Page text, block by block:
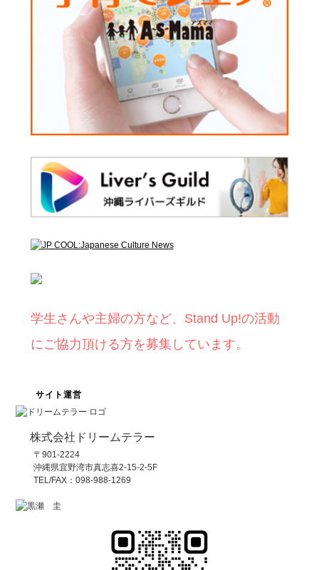
学生さんや主婦の方など、Stand Up!の活動
にご協力頂ける方を募集しています。
サイト運営
株式会社ドリームテラー
〒901-2224
沖縄県宜野湾市真志喜2-15-2-5F
TEL/FAX：098-988-1269